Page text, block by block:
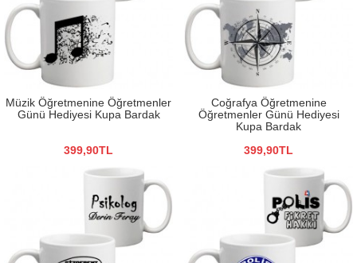
Müzik Öğretmenine Öğretmenler
Günü Hediyesi Kupa Bardak
399,90TL
Coğrafya Öğretmenine
Öğretmenler Günü Hediyesi
Kupa Bardak
399,90TL